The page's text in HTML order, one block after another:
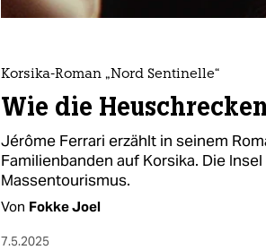
fragen & hilfe
abo
genossenschaft
epaper login
Korsika-Roman „Nord Sentinelle“
Wie die
Jérôme Ferrari erzählt in seinem
Familienbanden auf Korsika. Die
Massentourismus.
Von Fokke Joel
7.5.2025